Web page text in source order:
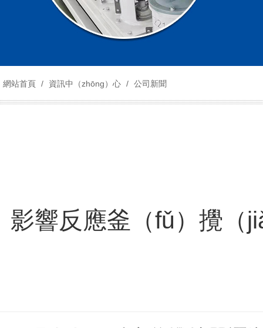
網站首頁 / 資訊中（zhōng）心 / 公司新聞
影響反應釜（fǔ）攪（